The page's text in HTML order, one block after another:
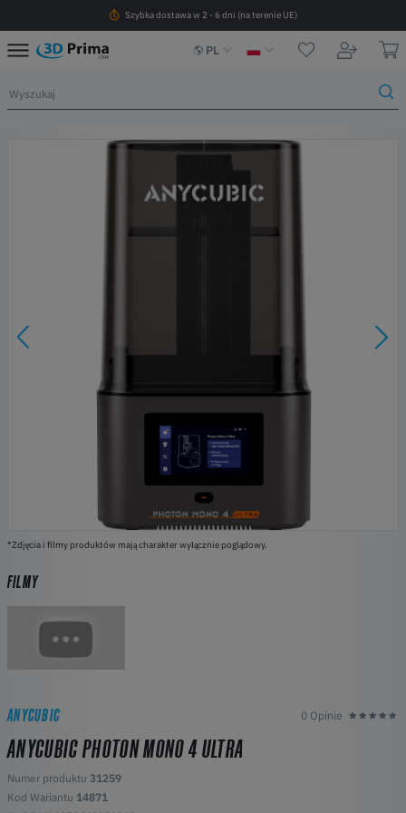
Szybka dostawa w 2 - 6 dni (na terenie UE)
PL
*Zdjęcia i filmy produktów mają charakter wyłącznie poglądowy.
FILMY
ANYCUBIC 0 Opinie
ANYCUBIC PHOTON MONO 4 ULTRA
Numer produktu 31259
Kod Wariantu 14871